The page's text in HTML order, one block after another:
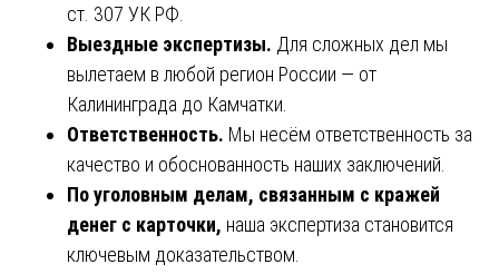
ст. 307 УК РФ.
Выездные экспертизы. Для сложных дел мы
вылетаем в любой регион России — от
Калининграда до Камчатки.
Ответственность. Мы несём ответственность за
качество и обоснованность наших заключений.
По уголовным делам, связанным с кражей
денег с карточки, наша экспертиза становится
ключевым доказательством.